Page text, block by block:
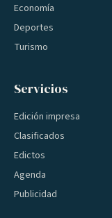
Economía
Deportes
Turismo
Servicios
Edición impresa
Clasificados
Edictos
Agenda
Publicidad